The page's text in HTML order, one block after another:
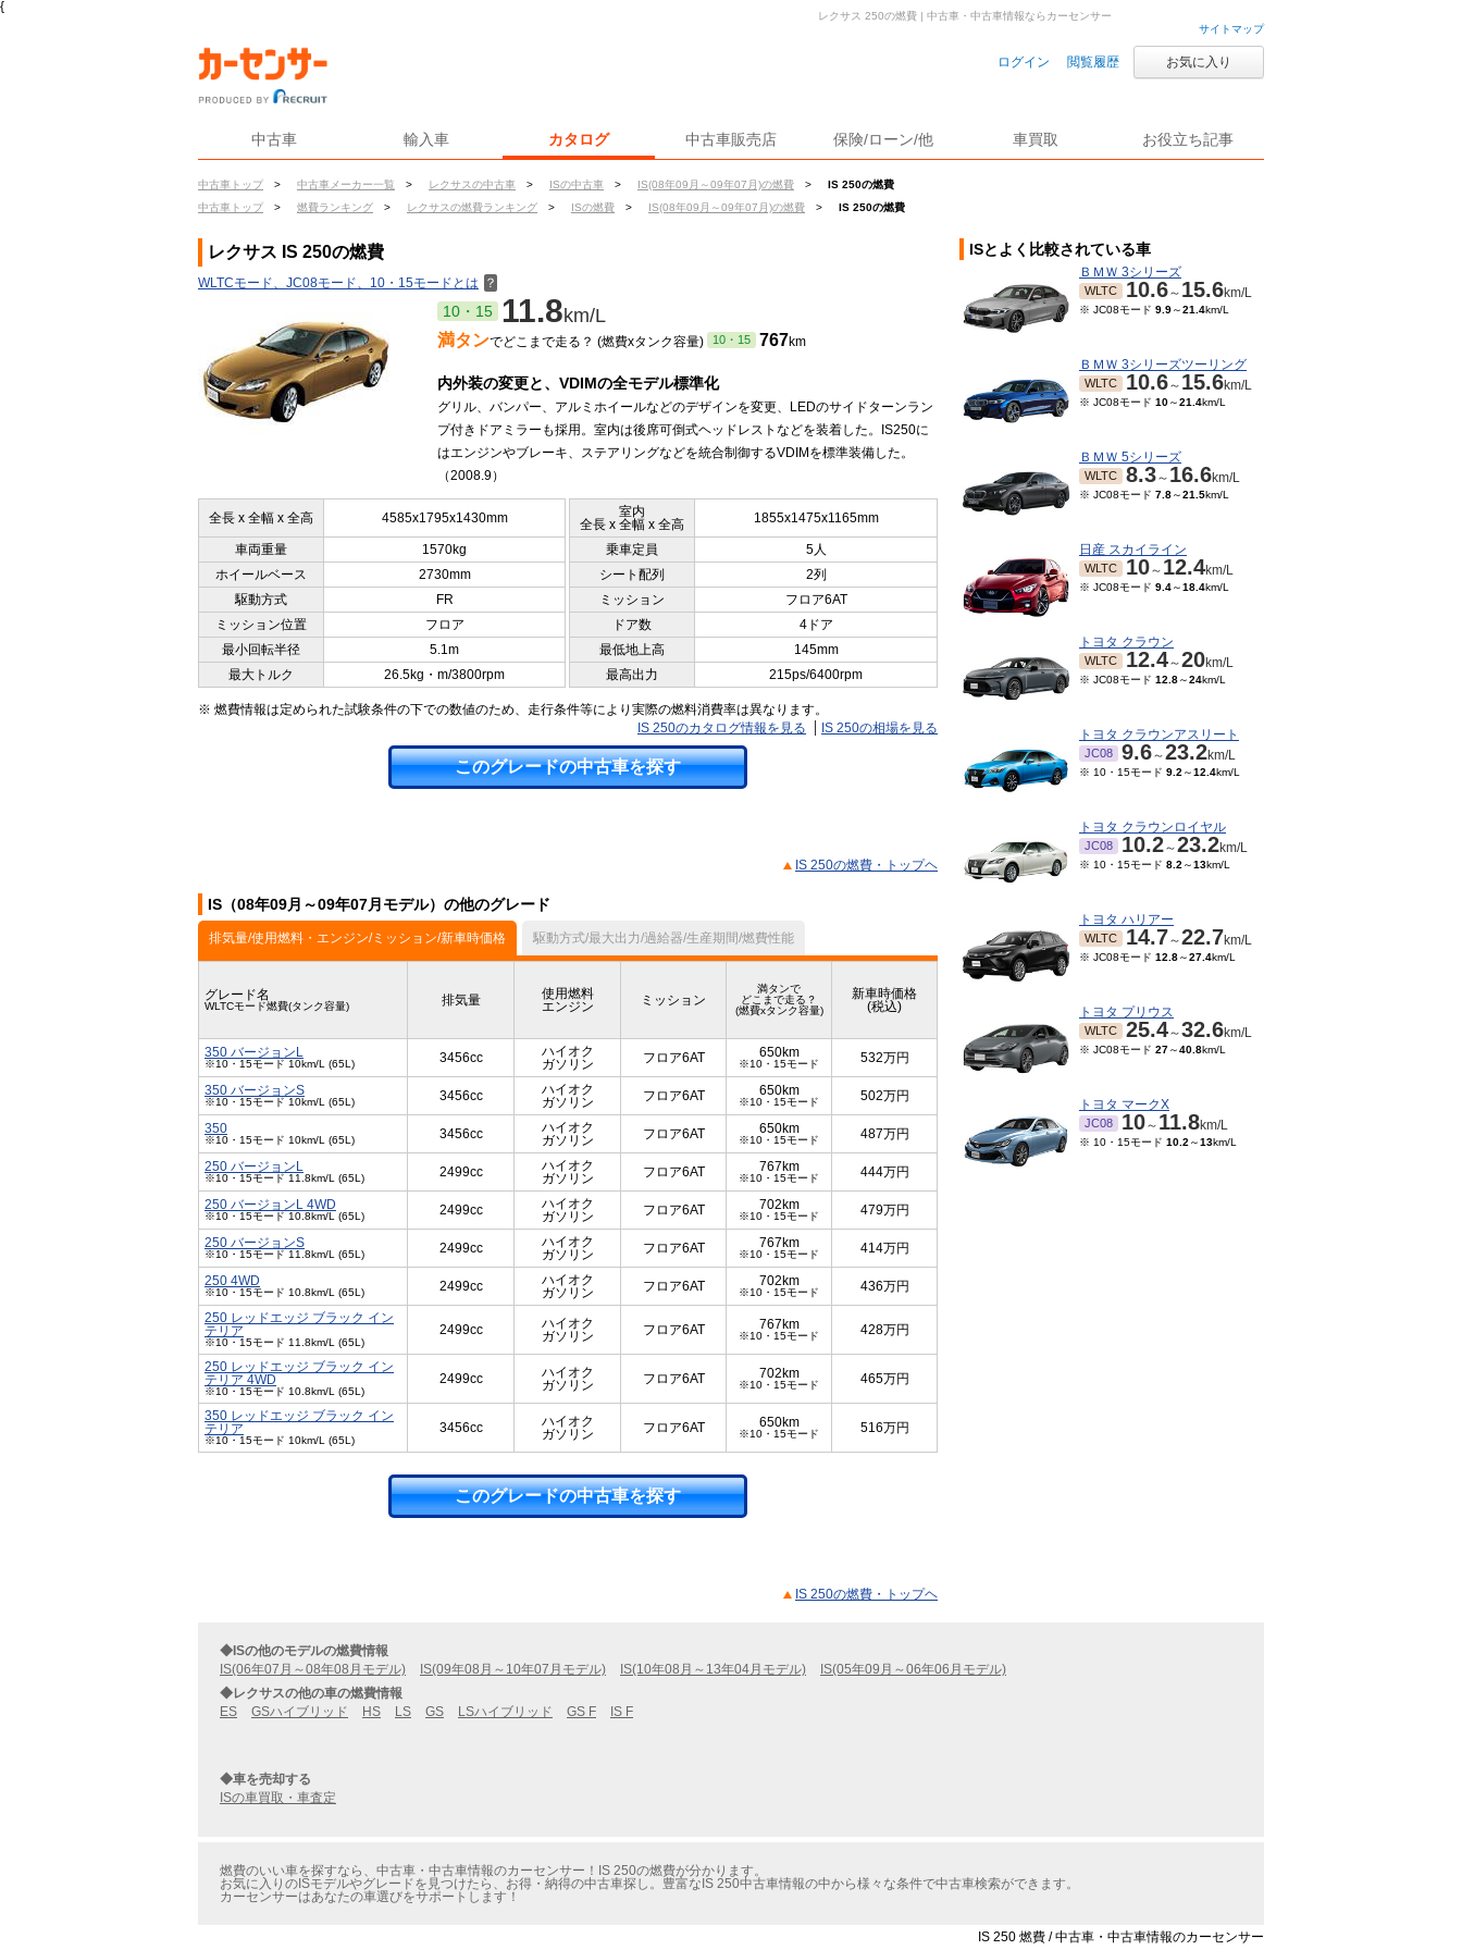
{
サイトマップ
ログイン 閲覧履歴 お気に入り
中古車 輸入車 カタログ 中古車販売店 保険/ローン/他 車買取 お役立ち記事
中古車トップ > 中古車メーカー一覧 > レクサスの中古車 > ISの中古車 > IS(08年09月～09年07月)の燃費 >
IS 250の燃費
中古車トップ
> 燃費ランキング > レクサスの燃費ランキング > ISの燃費 > IS(08年09月～09年07月)の燃費 > IS 250の燃費
レクサス 250の燃費 | 中古車・中古車情報ならカーセンサー
レクサス IS 250の燃費
WLTCモード、JC08モード、10・15モードとは ？
10・15 11.8km/L
満タンでどこまで走る？ (燃費xタンク容量) 10・15 767km
内外装の変更と、VDIMの全モデル標準化
グリル、バンパー、アルミホイールなどのデザインを変更、LEDのサイドターンラン
プ付きドアミラーも採用。室内は後席可倒式ヘッドレストなどを装着した。IS250に
はエンジンやブレーキ、ステアリングなどを統合制御するVDIMを標準装備した。
（2008.9）
全長 x 全幅 x 全高 4585x1795x1430mm
室内
全長 x 全幅 x 全高
1855x1475x1165mm
車両重量 1570kg 乗車定員
5人
ホイールベース
2730mm シート配列
2列
駆動方式
FR ミッション
フロア6AT
ミッション位置
フロア ドア数
4ドア
最小回転半径
5.1m 最低地上高
145mm
最大トルク
26.5kg・m/3800rpm 最高出力 215ps/6400rpm
※ 燃費情報は定められた試験条件の下での数値のため、走行条件等により実際の燃料消費率は異なります。
IS 250のカタログ情報を見る
IS 250の相場を見る
このグレードの中古車を探す
IS 250の燃費・トップヘ
IS（08年09月～09年07月モデル）の他のグレード
排気量/使用燃料・エンジン/ミッション/新車時価格 駆動方式/最大出力/過給器/生産期間/燃費性能
グレード名
WLTCモード燃費(タンク容量) 排気量
使用燃料
エンジン
ミッション
満タンで
どこまで走る？
(燃費xタンク容量)
新車時価格
(税込)
350 バージョンL
※10・15モード 10km/L (65L) 3456cc
ハイオク
ガソリン
フロア6AT 650km
※10・15モード 532万円
350 バージョンS
※10・15モード 10km/L (65L) 3456cc
ハイオク
ガソリン
フロア6AT 650km
※10・15モード 502万円
350
※10・15モード 10km/L (65L) 3456cc
ハイオク
ガソリン
フロア6AT 650km
※10・15モード 487万円
250 バージョンL
※10・15モード 11.8km/L (65L) 2499cc
ハイオク
ガソリン
フロア6AT 767km
※10・15モード 444万円
250 バージョンL 4WD
※10・15モード 10.8km/L (65L) 2499cc
ハイオク
ガソリン
フロア6AT 702km
※10・15モード 479万円
250 バージョンS
※10・15モード 11.8km/L (65L) 2499cc
ハイオク
ガソリン
フロア6AT 767km
※10・15モード 414万円
250 4WD
※10・15モード 10.8km/L (65L) 2499cc
ハイオク
ガソリン
フロア6AT 702km
※10・15モード 436万円
250 レッドエッジ ブラック イン
テリア
※10・15モード 11.8km/L (65L)
2499cc
ハイオク
ガソリン
フロア6AT 767km
※10・15モード 428万円
250 レッドエッジ ブラック イン
テリア 4WD
※10・15モード 10.8km/L (65L)
2499cc
ハイオク
ガソリン
フロア6AT 702km
※10・15モード 465万円
350 レッドエッジ ブラック イン
テリア
※10・15モード 10km/L (65L)
3456cc
ハイオク
ガソリン
フロア6AT 650km
※10・15モード 516万円
このグレードの中古車を探す
IS 250の燃費・トップヘ
ISとよく比較されている車
ＢＭＷ 3シリーズ
WLTC 10.6～ 15.6km/L
※ JC08モード 9.9～21.4km/L
ＢＭＷ 3シリーズツーリング
WLTC 10.6～ 15.6km/L
※ JC08モード 10～21.4km/L
ＢＭＷ 5シリーズ
WLTC 8.3～ 16.6km/L
※ JC08モード 7.8～21.5km/L
日産 スカイライン
WLTC 10～ 12.4km/L
※ JC08モード 9.4～18.4km/L
トヨタ クラウン
WLTC 12.4～20km/L
※ JC08モード 12.8～24km/L
トヨタ クラウンアスリート
JC08 9.6～23.2km/L
※ 10・15モード 9.2 ～12.4km/L
トヨタ クラウンロイヤル
JC08 10.2～23.2km/L
※ 10・15モード 8.2 ～13km/L
トヨタ ハリアー
WLTC 14.7～22.7km/L
※ JC08モード 12.8～27.4km/L
トヨタ プリウス
WLTC 25.4～32.6km/L
※ JC08モード 27～40.8km/L
トヨタ マークX
JC08 10～ 11.8km/L
※ 10・15モード 10.2 ～13km/L
◆ISの他のモデルの燃費情報
IS(06年07月～08年08月モデル)
IS(09年08月～10年07月モデル) IS(10年08月～13年04月モデル)
IS(05年09月～06年06月モデル)
◆レクサスの他の車の燃費情報
ES
GSハイブリッド HS LS GS LSハイブリッド GS F IS F
◆車を売却する
ISの車買取・車査定
燃費のいい車を探すなら、中古車・中古車情報のカーセンサー！IS 250の燃費が分かります。
お気に入りのISモデルやグレードを見つけたら、お得・納得の中古車探し。豊富なIS 250中古車情報の中から様々な条件で中古車検索ができます。
カーセンサーはあなたの車選びをサポートします！
IS 250 燃費 / 中古車・中古車情報のカーセンサー